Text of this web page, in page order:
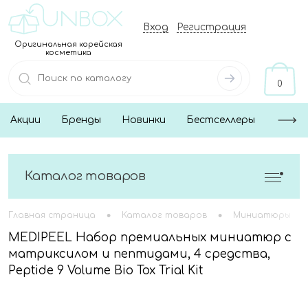
Оригинальная корейская
косметика
Вход Регистрация
0
Акции Бренды Новинки Бестселлеры
Каталог товаров
Главная страница • Каталог товаров • Миниатюры
MEDIPEEL Набор премиальных миниатюр с
матриксилом и пептидами, 4 средства,
Peptide 9 Volume Bio Tox Trial Kit